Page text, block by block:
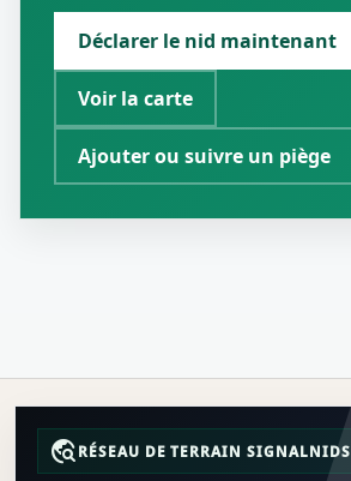
Déclarer le nid maintenant
Voir la carte
Ajouter ou suivre un piège
travel_exploreRÉSEAU DE TERRAIN SIGNALNIDS